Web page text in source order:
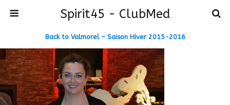
Spirit45 - ClubMed
Back to Valmorel – Saison Hiver 2015-2016